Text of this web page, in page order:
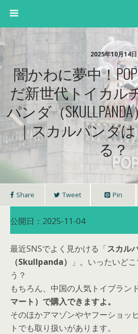
2025年10月14日
闇かわに夢中！
だ新世代トイカル
パンダ（
｜スカルパンダ
る？
Share Tweet Pin
公開日：2025-11-04
最近SNSでよく見かける「スカル
（Skullpanda）
」。いったいど
う？
もちろん、中国の人気トイブラン
マート）で購入できますよ。
そのほかアマゾンやヤフーショッ
トでも取り扱いがあります。